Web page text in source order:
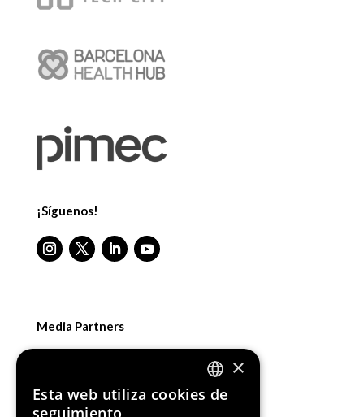
¡Síguenos!
Media Partners
ENGLISH
×
Esta web utiliza cookies de
seguimiento